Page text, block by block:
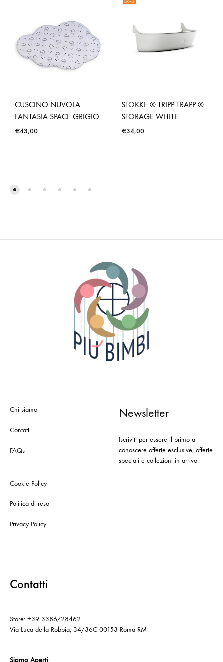
CUSCINO NUVOLA
FANTASIA SPACE GRIGIO
€43,00
STOKKE ® TRIPP TRAPP ®
STORAGE WHITE
€34,00
Chi siamo
Contatti
FAQs
Cookie Policy
Politica di reso
Privacy Policy
Newsletter
Iscriviti per essere il primo a
conoscere offerte esclusive, offerte
speciali e collezioni in arrivo.
Contatti
Store: +39 3386728462
Via Luca della Robbia, 34/36C 00153 Roma RM
Siamo Aperti: